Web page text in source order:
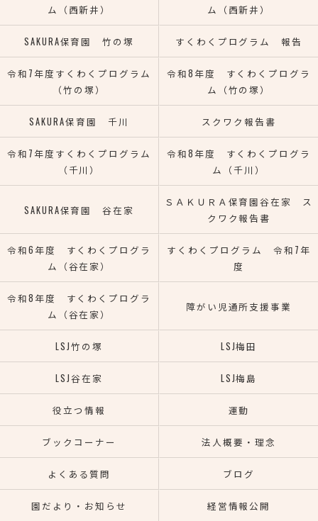
ム（西新井）
ム（西新井）
SAKURA保育園 竹の塚 すくわくプログラム 報告
令和7年度すくわくプログラム
（竹の塚）
令和8年度 すくわくプログラ
ム（竹の塚）
SAKURA保育園 千川 スクワク報告書
令和7年度すくわくプログラム
（千川）
令和8年度 すくわくプログラ
ム（千川）
SAKURA保育園 谷在家
ＳＡＫＵＲＡ保育園谷在家 ス
クワク報告書
令和6年度 すくわくプログラ
ム（谷在家）
すくわくプログラム 令和7年
度
令和8年度 すくわくプログラ
ム（谷在家）
障がい児通所支援事業
LSJ竹の塚 LSJ梅田
LSJ谷在家 LSJ梅島
役立つ情報 運動
ブックコーナー 法人概要・理念
よくある質問 ブログ
園だより・お知らせ 経営情報公開